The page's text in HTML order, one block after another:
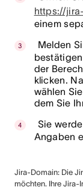
https://
einem
Melden
der
klicken.
wählen
dem Sie
Sie
Angaben
Jira-Domain: Die
möchten. Ihre Jira-